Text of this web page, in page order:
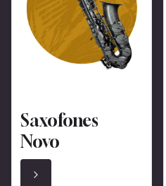
Saxofones
Novo